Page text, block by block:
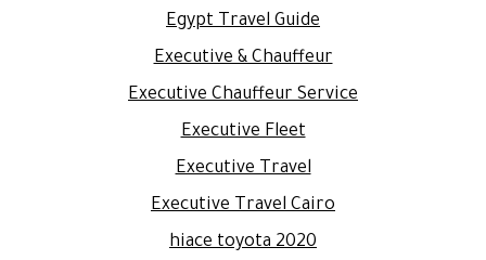
Egypt Travel Guide
Executive & Chauffeur
Executive Chauffeur Service
Executive Fleet
Executive Travel
Executive Travel Cairo
hiace toyota 2020